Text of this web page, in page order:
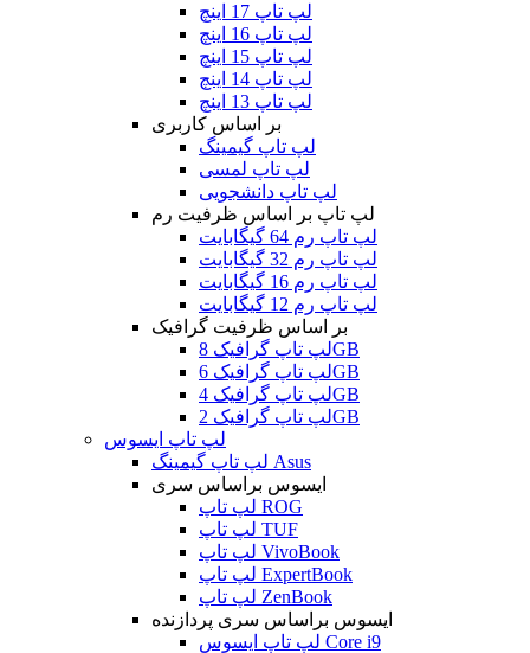
لپ تاپ 17 اینچ
لپ تاپ 16 اینچ
لپ تاپ 15 اینچ
لپ تاپ 14 اینچ
لپ تاپ 13 اینچ
بر اساس کاربری
لپ تاپ گیمینگ
لپ تاپ لمسی
لپ تاپ دانشجویی
لپ تاپ بر اساس ظرفیت رم
لپ تاپ رم 64 گیگابایت
لپ تاپ رم 32 گیگابایت
لپ تاپ رم 16 گیگابایت
لپ تاپ رم 12 گیگابایت
بر اساس ظرفیت گرافیک
لپ تاپ گرافیک 8GB
لپ تاپ گرافیک 6GB
لپ تاپ گرافیک 4GB
لپ تاپ گرافیک 2GB
لپ تاپ ایسوس
لپ تاپ گیمینگ Asus
ایسوس براساس سری
لپ تاپ ROG
لپ تاپ TUF
لپ تاپ VivoBook
لپ تاپ ExpertBook
لپ تاپ ZenBook
ایسوس براساس سری پردازنده
لپ تاپ ایسوس Core i9